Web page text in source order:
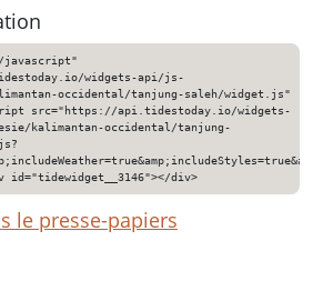
javascript"
widgets-api/js-
occidental/tanjung-saleh/widget.js"
src="https://api.tidestoday.io/widgets-
kalimantan-occidental/tanjung-
id="tidewidget__3146"></div>
le presse-papiers